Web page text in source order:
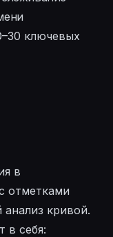
ключевых
в
отметками
кривой.
в себя: